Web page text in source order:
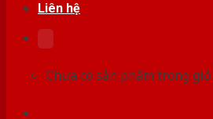
Liên hệ
Chưa có sản phẩm trong